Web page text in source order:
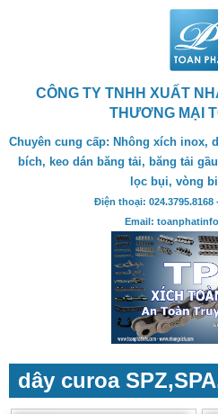
CÔNG TY TNHH XUẤT
THƯƠNG MẠI
Chuyên cung cấp: Nhông xích inox,
bích, keo dán băng tải, băng tải
lọc bụi, vòng
Điện thoại: 024.3795.8168
Email:
dây curoa